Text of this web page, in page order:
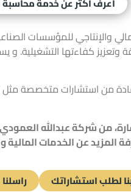
والإنتاجي للمؤسسات
كفاءتها التشغيلية. و
من استشارات متخصصة مثل
من شركة عبدالله
المزيد عن الخدماتالمالية
لطلب استشاراتك